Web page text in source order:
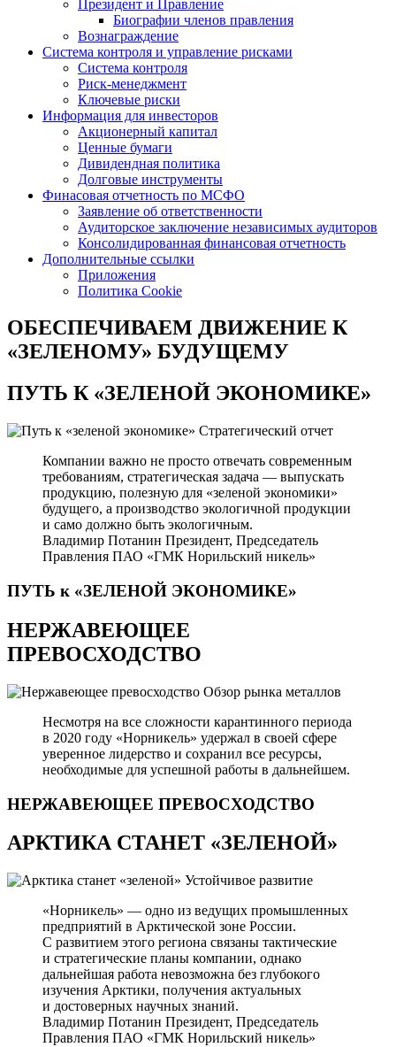
Президент и Правление
Биографии членов правления
Вознаграждение
Система контроля и управление рисками
Система контроля
Риск-менеджмент
Ключевые риски
Информация для инвесторов
Акционерный капитал
Ценные бумаги
Дивидендная политика
Долговые инструменты
Финасовая отчетность по МСФО
Заявление об ответственности
Аудиторское заключение независимых аудиторов
Консолидированная финансовая отчетность
Дополнительные ссылки
Приложения
Политика Cookie
ОБЕСПЕЧИВАЕМ ДВИЖЕНИЕ К
«ЗЕЛЕНОМУ» БУДУЩЕМУ
ПУТЬ К«ЗЕЛЕНОЙ ЭКОНОМИКЕ»
Стратегический отчет
Компании важно не просто отвечать современным
требованиям, стратегическая задача — выпускать
продукцию, полезную для «зеленой экономики»
будущего, а производство экологичной продукции
и само должно быть экологичным.
Владимир Потанин Президент, Председатель
Правления ПАО «ГМК Норильский никель»
ПУТЬ к «ЗЕЛЕНОЙ ЭКОНОМИКЕ»
НЕРЖАВЕЮЩЕЕ
ПРЕВОСХОДСТВО
Обзор рынка металлов
Несмотря на все сложности карантинного периода
в 2020 году «Норникель» удержал в своей сфере
уверенное лидерство и сохранил все ресурсы,
необходимые для успешной работы в дальнейшем.
НЕРЖАВЕЮЩЕЕ ПРЕВОСХОДСТВО
АРКТИКА СТАНЕТ «ЗЕЛЕНОЙ»
Устойчивое развитие
«Норникель» — одно из ведущих промышленных
предприятий в Арктической зоне России.
С развитием этого региона связаны тактические
и стратегические планы компании, однако
дальнейшая работа невозможна без глубокого
изучения Арктики, получения актуальных
и достоверных научных знаний.
Владимир Потанин Президент, Председатель
Правления ПАО «ГМК Норильский никель»